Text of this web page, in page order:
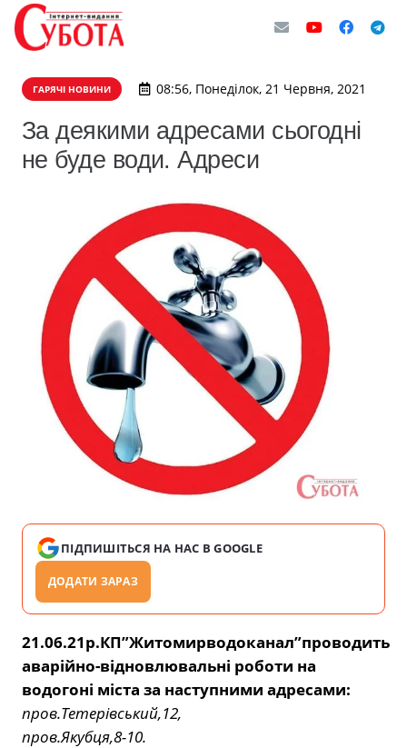
ГАРЯЧІ НОВИНИ 08:56, Понеділок, 21 Червня, 2021
За деякими адресами сьогодні
не буде води. Адреси
ПІДПИШІТЬСЯ НА НАС В GOOGLE
ДОДАТИ ЗАРАЗ
21.06.21р.КП”Житомирводоканал”проводить
аварійно-відновлювальні роботи на
водогоні міста за наступними адресами:
пров.Тетерівський,12,
пров.Якубця,8-10.